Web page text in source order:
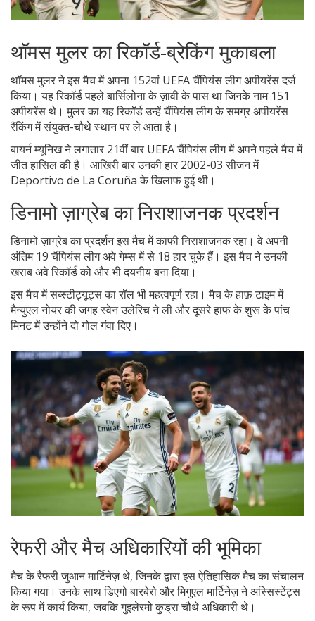
थॉमस मुलर का रिकॉर्ड-ब्रेकिंग मुकाबला
थॉमस मुलर ने इस मैच में अपना 152वां UEFA चैंपियंस लीग अपीयरेंस दर्ज
किया। यह रिकॉर्ड पहले बार्सिलोना के ज़ावी के पास था जिनके नाम 151
अपीयरेंस थे। मुलर का यह रिकॉर्ड उन्हें चैंपियंस लीग के समग्र अपीयरेंस
रैंकिंग में संयुक्त-चौथे स्थान पर ले आता है।
बायर्न म्यूनिख ने लगातार 21वीं बार UEFA चैंपियंस लीग में अपने पहले मैच में
जीत हासिल की है। आखिरी बार उनकी हार 2002-03 सीजन में
Deportivo de La Coruña के खिलाफ हुई थी।
डिनामो ज़ाग्रेब का निराशाजनक प्रदर्शन
डिनामो ज़ाग्रेब का प्रदर्शन इस मैच में काफी निराशाजनक रहा। वे अपनी
अंतिम 19 चैंपियंस लीग अवे गेम्स में से 18 हार चुके हैं। इस मैच ने उनकी
खराब अवे रिकॉर्ड को और भी दयनीय बना दिया।
इस मैच में सब्स्टीट्यूट्स का रॉल भी महत्वपूर्ण रहा। मैच के हाफ़ टाइम में
मैन्युएल नोयर की जगह स्वेन उलेरिच ने ली और दूसरे हाफ के शुरू के पांच
मिनट में उन्होंने दो गोल गंवा दिए।
रेफरी और मैच अधिकारियों की भूमिका
मैच के रैफरी जुआन मार्टिनेज़ थे, जिनके द्वारा इस ऐतिहासिक मैच का संचालन
किया गया। उनके साथ डिएगो बारबेरो और मिगुएल मार्टिनेज़ ने अस्सिस्टेंट्स
के रूप में कार्य किया, जबकि गुइलेरमो कुड्रा चौथे अधिकारी थे।